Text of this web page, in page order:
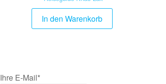
In den Warenkorb
Ihre E-Mail*